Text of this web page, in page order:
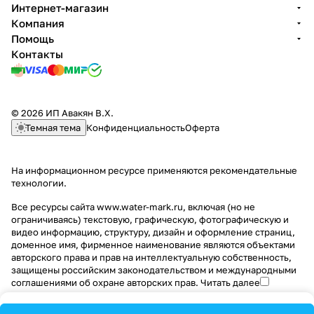
ый,
ци
нко
вы
й
спл
ый,
ци
нко
вы
й
гиб
ков
ый
ав
,
нь
1
5
с
Интернет-магазин
Компания
Помощь
Контакты
© 2026 ИП Авакян В.Х.
Темная тема КонфиденциальностьОферта
На информационном ресурсе применяются рекомендательные
технологии.
Все ресурсы сайта www.water-mark.ru, включая (но не
ограничиваясь) текстовую, графическую, фотографическую и
видео информацию, структуру, дизайн и оформление страниц,
доменное имя, фирменное наименование являются объектами
авторского права и прав на интеллектуальную собственность,
защищены российским законодательством и международными
соглашениями об охране авторских прав. Читать далее